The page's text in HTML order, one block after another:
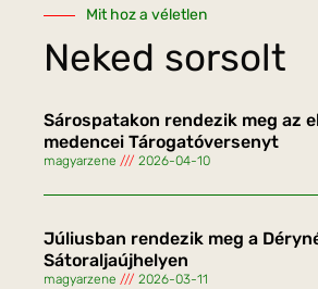
Mit hoz a véletlen
Neked sorsolt
Sárospatakon rendezik meg az
medencei Tárogatóversenyt
magyarzene 2026-04-10
Júliusban rendezik meg a
Sátoraljaújhelyen
magyarzene 2026-03-11